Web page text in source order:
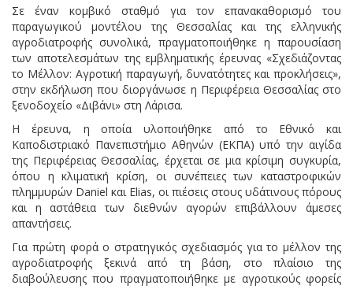
Σε έναν κομβικό σταθμό για τον επανακαθορισμό του
παραγωγικού μοντέλου της Θεσσαλίας και της ελληνικής
αγροδιατροφής συνολικά, πραγματοποιήθηκε η παρουσίαση
των αποτελεσμάτων της εμβληματικής έρευνας «Σχεδιάζοντας
το Μέλλον: Αγροτική παραγωγή, δυνατότητες και προκλήσεις»,
στην εκδήλωση που διοργάνωσε η Περιφέρεια Θεσσαλίας στο
ξενοδοχείο «Διβάνι» στη Λάρισα.
Η έρευνα, η οποία υλοποιήθηκε από το Εθνικό και
Καποδιστριακό Πανεπιστήμιο Αθηνών (ΕΚΠΑ) υπό την αιγίδα
της Περιφέρειας Θεσσαλίας, έρχεται σε μια κρίσιμη συγκυρία,
όπου η κλιματική κρίση, οι συνέπειες των καταστροφικών
πλημμυρών Daniel και Elias, οι πιέσεις στους υδάτινους πόρους
και η αστάθεια των διεθνών αγορών επιβάλλουν άμεσες
απαντήσεις.
Για πρώτη φορά ο στρατηγικός σχεδιασμός για το μέλλον της
αγροδιατροφής ξεκινά από τη βάση, στο πλαίσιο της
διαβούλευσης που πραγματοποιήθηκε με αγροτικούς φορείς